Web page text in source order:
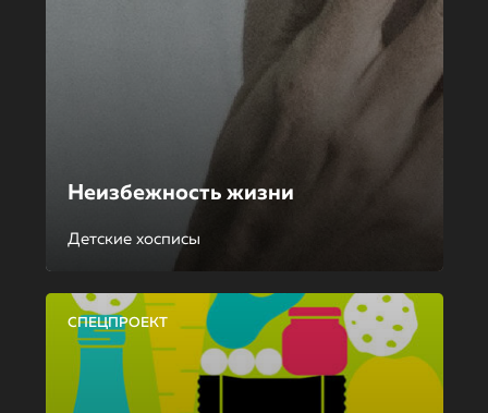
Неизбежность жизни
Детские хосписы
СПЕЦПРОЕКТ